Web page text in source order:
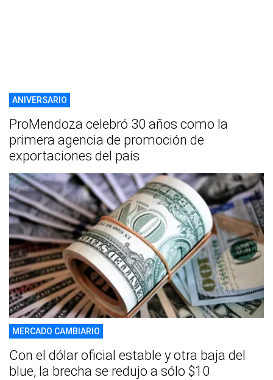
ANIVERSARIO
ProMendoza celebró 30 años como la
primera agencia de promoción de
exportaciones del país
MERCADO CAMBIARIO
Con el dólar oficial estable y otra baja del
blue, la brecha se redujo a sólo $10